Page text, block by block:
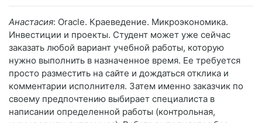
Анастасия: Oracle. Краеведение. Микроэкономика.
Инвестиции и проекты. Студент может уже сейчас
заказать любой вариант учебной работы, которую
нужно выполнить в назначенное время. Ее требуется
просто разместить на сайте и дождаться отклика и
комментарии исполнителя. Затем именно заказчик по
своему предпочтению выбирает специалиста в
написании определенной работы (контрольная,